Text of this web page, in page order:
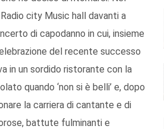
city Music hall davanti a
di capodanno in cui, insieme
del recente successo
in un sordido ristorante con la
quando ‘non si è belli’ e, dopo
la carriera di cantante e di
battute fulminanti e